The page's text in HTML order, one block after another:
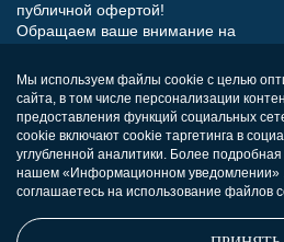
публичной офертой!
Обращаем ваше внимание на
носит исключительно
информационный характер и
ни при каких условиях не
является публичной офертой,
определяемой положениями
Статьи 437 (п.2) Гражданского
кодекса РФ.
Мы используем файлы cookie с целью
сайта, в том числе персонализации
предоставления функций социальных
cookie включают cookie таргетинга в
углубленной аналитики. Более
нашем «Информационном уведомлении»
соглашаетесь на использование файлов